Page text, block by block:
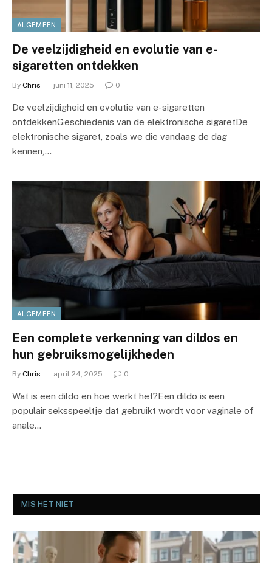
ALGEMEEN
De veelzijdigheid en evolutie van e-
sigaretten ontdekken
By Chris juni 11, 2025 0
De veelzijdigheid en evolutie van e-sigaretten
ontdekkenGeschiedenis van de elektronische sigaretDe
elektronische sigaret, zoals we die vandaag de dag
kennen,…
ALGEMEEN
Een complete verkenning van dildos en
hun gebruiksmogelijkheden
By Chris april 24, 2025 0
Wat is een dildo en hoe werkt het?Een dildo is een
populair seksspeeltje dat gebruikt wordt voor vaginale of
anale…
MIS HET NIET